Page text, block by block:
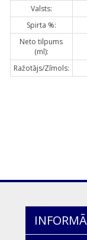
Valsts:
Spirta %:
Neto tilpums
(ml):
Ražotājs/Zīmols: